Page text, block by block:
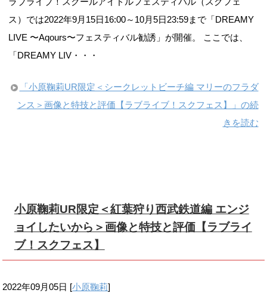
ス）では2022年9月15日16:00～10月5日23:59まで「DREAMY
LIVE 〜Aqours〜フェスティバル勧誘」が開催。 ここでは、
「DREAMY LIV・・・
「小原鞠莉UR限定＜シークレットビーチ編 マリーのフラダ
ンス＞画像と特技と評価【ラブライブ！スクフェス】」の続
きを読む
小原鞠莉UR限定＜紅葉狩り西武鉄道編 エンジ
ョイしたいから＞画像と特技と評価【ラブライ
ブ！スクフェス】
2022年09月05日 [小原鞠莉]